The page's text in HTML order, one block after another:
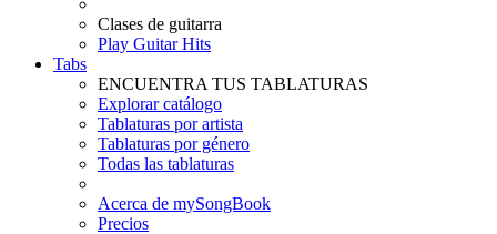
Clases de guitarra
Play Guitar Hits
Tabs
ENCUENTRA TUS TABLATURAS
Explorar catálogo
Tablaturas por artista
Tablaturas por género
Todas las tablaturas
Acerca de mySongBook
Precios